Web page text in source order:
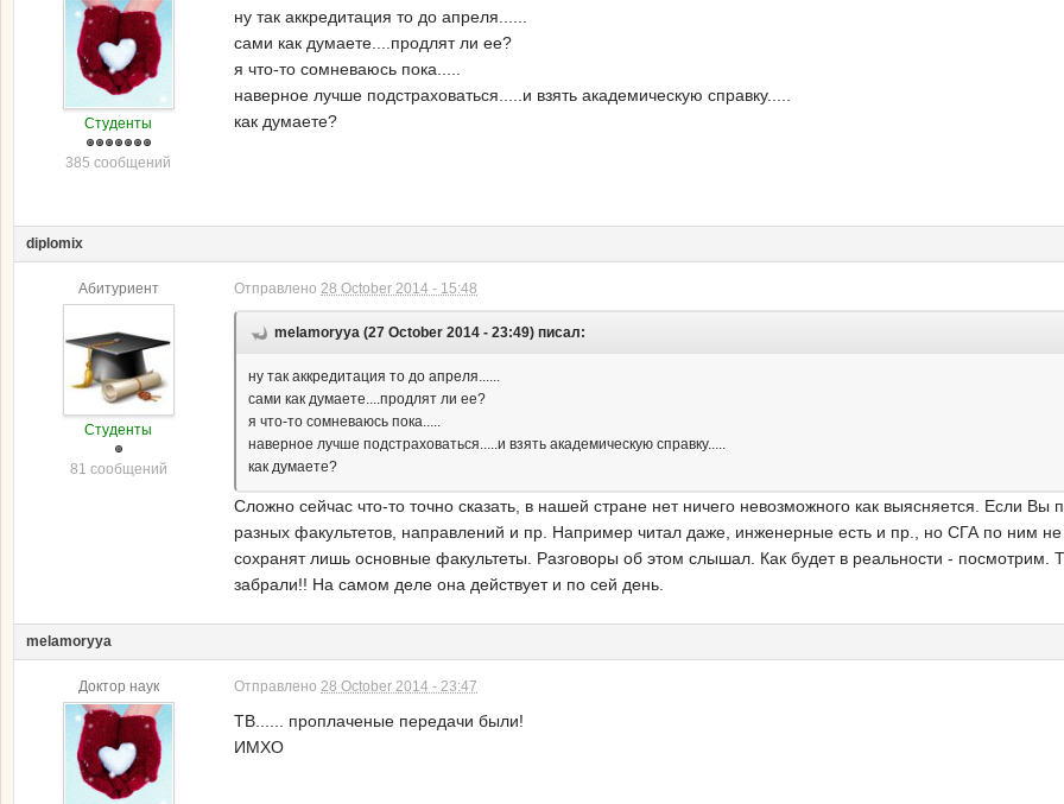
Студенты
385 сообщений
ну так аккредитация то до апреля......
сами как думаете....продлят ли ее?
я что-то сомневаюсь пока.....
наверное лучше подстраховаться.....и взять академическую справку.....
как думаете?
diplomix
Абитуриент
Студенты
81 сообщений
Отправлено 28 October 2014 - 15:48
melamoryya (27 October 2014 - 23:49) писал:
ну так аккредитация то до апреля......
сами как думаете....продлят ли ее?
я что-то сомневаюсь пока.....
наверное лучше подстраховаться.....и взять академическую справку.....
как думаете?
Сложно сейчас что-то точно сказать, в нашей стране нет ничего невозможного как выясняется. Если
разных факультетов, направлений и пр. Например читал даже, инженерные есть и пр., но СГА по ним не
сохранят лишь основные факультеты. Разговоры об этом слышал. Как будет в реальности -
забрали!! На самом деле она действует и по сей день.
melamoryya
Доктор наук Отправлено 28 October 2014 - 23:47
ТВ...... проплаченые передачи были!
ИМХО